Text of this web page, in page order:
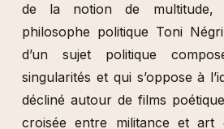
de la notion de multitude,
philosophe politique Toni
d’un sujet politique
singularités et qui s’oppose à
décliné autour de films
croisée entre militance et art